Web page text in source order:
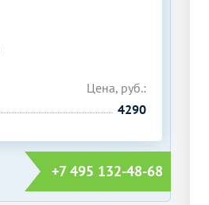
Цена, руб.:
4290
+7 495 132-48-68